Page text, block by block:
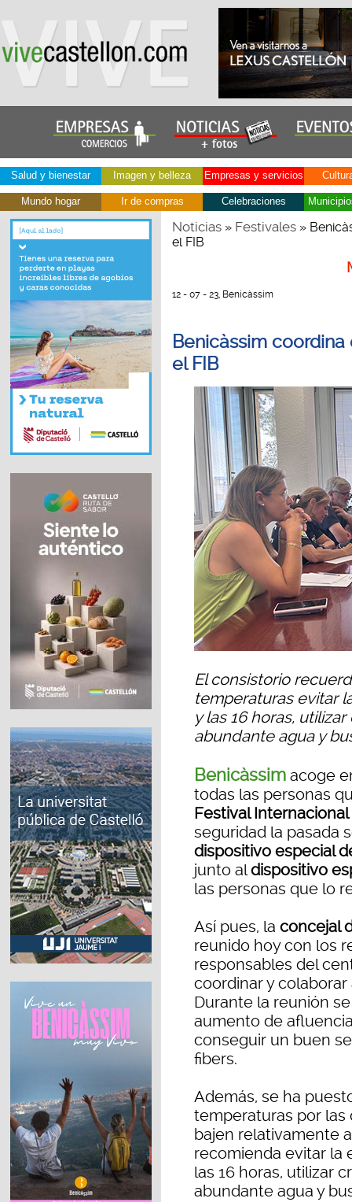
Salud y bienestar Imagen y belleza Empresas y servicios
Mundo hogar Ir de compras Celebraciones
Noticias» Festivales»
el FIB
12 - 07 - 23, Benicàssim
Benicàssim
el FIB
El consistorio
temperaturas evitar
y las 16 horas,
abundante agua y
Benicàssim acoge
todas las personas
Festival
seguridad la pasada
dispositivo especial
junto aldispositivo
las personas que lo
Así pues, la concejal
reunido hoy con los
responsables del
coordinar y
Durante la reunión
aumento de
conseguir un buen
fibers.
Además, se ha
temperaturas por las
bajen relativamente
recomienda evitar la
las 16 horas, utilizar
abundante agua y